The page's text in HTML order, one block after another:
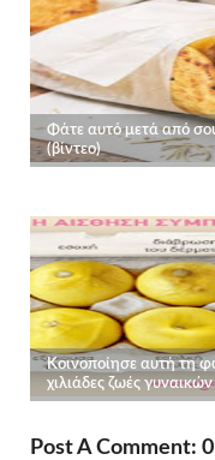
Post A Comment: 0